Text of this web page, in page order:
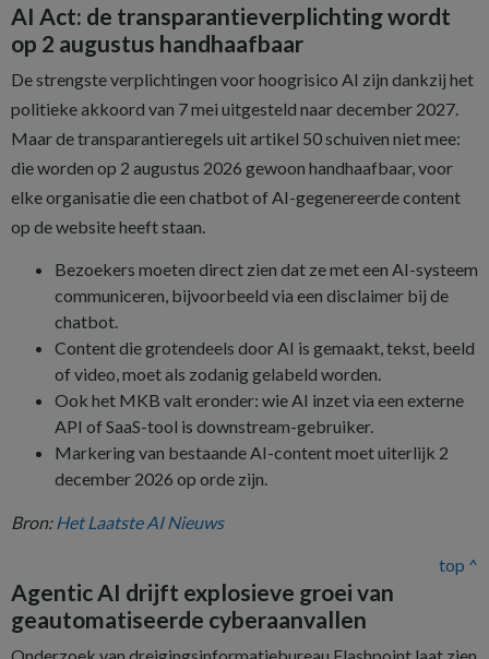
AI Act: de transparantieverplichting wordt
op 2 augustus handhaafbaar
De strengste verplichtingen voor hoogrisico AI zijn dankzij het
politieke akkoord van 7 mei uitgesteld naar december 2027.
Maar de transparantieregels uit artikel 50 schuiven niet mee:
die worden op 2 augustus 2026 gewoon handhaafbaar, voor
elke organisatie die een chatbot of AI-gegenereerde content
op de website heeft staan.
Bezoekers moeten direct zien dat ze met een AI-systeem
communiceren, bijvoorbeeld via een disclaimer bij de
chatbot.
Content die grotendeels door AI is gemaakt, tekst, beeld
of video, moet als zodanig gelabeld worden.
Ook het MKB valt eronder: wie AI inzet via een externe
API of SaaS-tool is downstream-gebruiker.
Markering van bestaande AI-content moet uiterlijk 2
december 2026 op orde zijn.
Bron: Het Laatste AI Nieuws
top ^
Agentic AI drijft explosieve groei van
geautomatiseerde cyberaanvallen
Onderzoek van dreigingsinformatiebureau Flashpoint laat zien